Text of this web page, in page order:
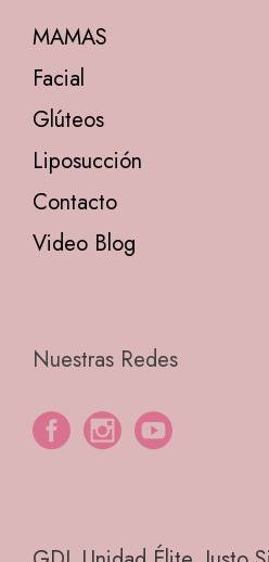
MAMAS
Facial
Glúteos
Liposucción
Contacto
Video Blog
Nuestras Redes